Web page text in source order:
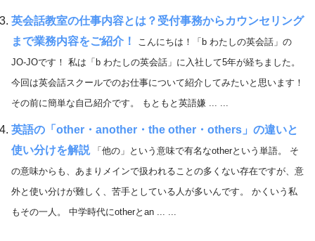
英会話教室の仕事内容とは？受付事務からカウンセリング
まで業務内容をご紹介！
こんにちは！「b わたしの英会話」の
JO-JOです！ 私は「b わたしの英会話」に入社して5年が経ちました。
今回は英会話スクールでのお仕事について紹介してみたいと思います！
その前に簡単な自己紹介です。 もともと英語嫌 ... ...
英語の「other・another・the other・others」の違いと
使い分けを解説
「他の」という意味で有名なotherという単語。 そ
の意味からも、あまりメインで扱われることの多くない存在ですが、意
外と使い分けが難しく、苦手としている人が多いんです。 かくいう私
もその一人。 中学時代にotherとan ... ...